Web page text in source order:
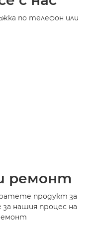
по телефон или
ремонт
продукт за
нашия процес на